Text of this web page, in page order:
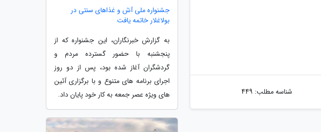
شناسه مطلب: 449
جشنواره ملی آش و غذاهای سنتی در
بولاغلار خاتمه یافت
به گزارش خبرنگاران، این جشنواره که از
پنجشنبه با حضور گسترده مردم و
گردشگران آغاز شده بود، پس از دو روز
اجرای برنامه های متنوع و با برگزاری آئین
های ویژه عصر جمعه به کار خود پایان داد.